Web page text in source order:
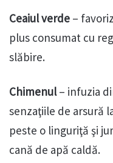
Ceaiul verde –
plus consumat cu
slăbire.
Chimenul– infuzia
senzaţiile de arsură
peste o linguriţă şi
cană de apă caldă.